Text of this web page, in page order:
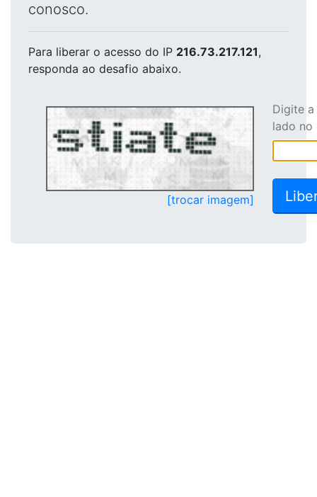
conosco.
Para liberar o acesso do IP 216.73.217.121,
responda ao desafio abaixo.
[trocar imagem]
Digite
lado no